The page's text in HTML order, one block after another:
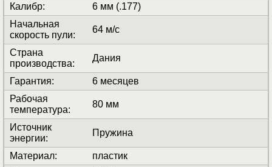
Калибр:
6 мм (.177)
Начальная
скорость пули:
64 м/с
Страна
производства:
Дания
Гарантия:
6 месяцев
Рабочая
температура:
80 мм
Источник
энергии:
Пружина
Материал:
пластик